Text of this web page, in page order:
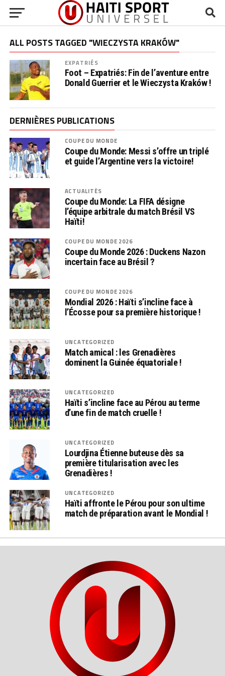
ALL POSTS TAGGED "WIECZYSTA KRAKÓW"
EXPATRIÉS
Foot – Expatriés: Fin de l’aventure entre
Donald Guerrier et le Wieczysta Kraków !
DERNIÈRES PUBLICATIONS
COUPE DU MONDE
Coupe du Monde: Messi s’offre un triplé
et guide l’Argentine vers la victoire!
ACTUALITÉS
Coupe du Monde: La FIFA désigne
l’équipe arbitrale du match Brésil VS
Haïti!
COUPE DU MONDE 2026
Coupe du Monde 2026 : Duckens Nazon
incertain face au Brésil ?
COUPE DU MONDE 2026
Mondial 2026 : Haïti s’incline face à
l’Écosse pour sa première historique !
UNCATEGORIZED
Match amical : les Grenadières
dominent la Guinée équatoriale !
UNCATEGORIZED
Haïti s’incline face au Pérou au terme
d’une fin de match cruelle !
UNCATEGORIZED
Lourdjina Étienne buteuse dès sa
première titularisation avec les
Grenadières !
UNCATEGORIZED
Haïti affronte le Pérou pour son ultime
match de préparation avant le Mondial !